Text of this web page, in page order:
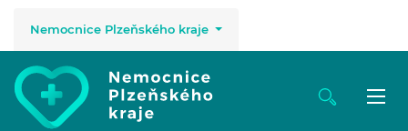
Nemocnice Plzeňského kraje